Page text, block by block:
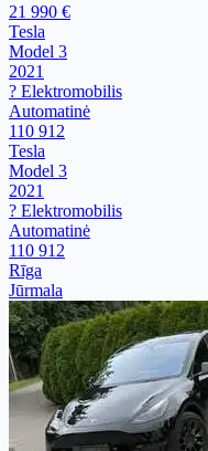
21 990 €
Tesla
Model 3
2021
? Elektromobilis
Automatinė
110 912
Tesla
Model 3
2021
? Elektromobilis
Automatinė
110 912
Rīga
Jūrmala